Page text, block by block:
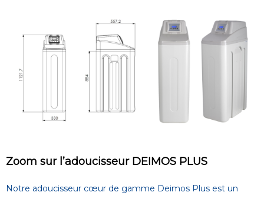
Zoom sur l’adoucisseur DEIMOS PLUS
Notre adoucisseur cœur de gamme Deimos Plus est un